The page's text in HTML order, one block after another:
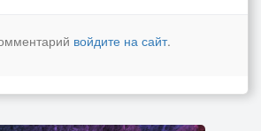
войдите на сайт.